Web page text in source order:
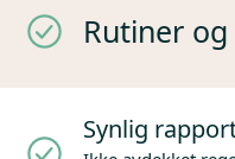
Rutiner
Synlig